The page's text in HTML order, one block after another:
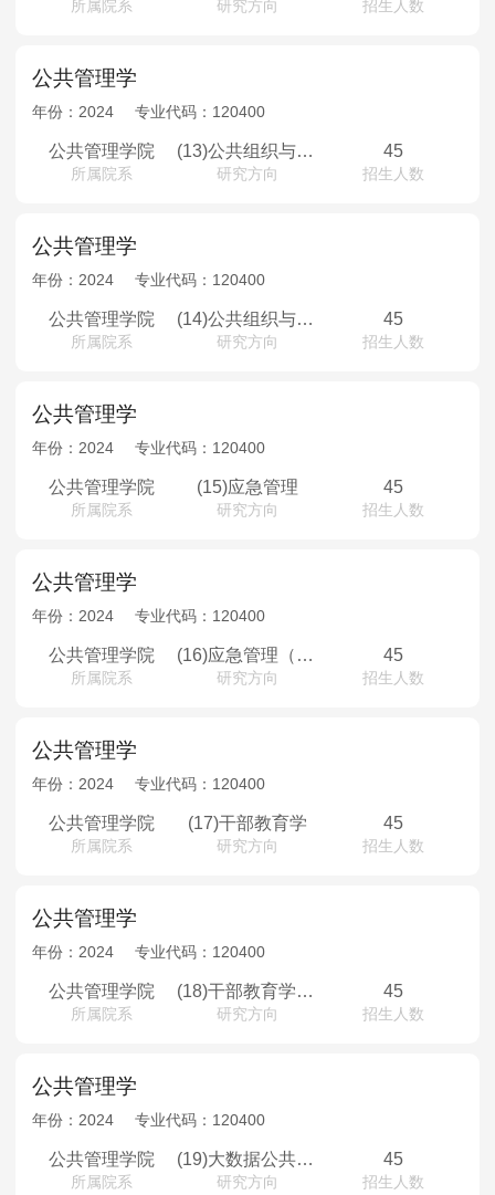
所属院系 研究方向 招生人数
公共管理学
年份： 2024 专业代码： 120400
公共管理学院
所属院系
(13)公共组织与人力资源
研究方向
45
招生人数
公共管理学
年份： 2024 专业代码： 120400
公共管理学院
所属院系
(14)公共组织与人力资源（少数民族骨干计划）
研究方向
45
招生人数
公共管理学
年份： 2024 专业代码： 120400
公共管理学院
所属院系
(15)应急管理
研究方向
45
招生人数
公共管理学
年份： 2024 专业代码： 120400
公共管理学院
所属院系
(16)应急管理（少数民族骨干计划）
研究方向
45
招生人数
公共管理学
年份： 2024 专业代码： 120400
公共管理学院
所属院系
(17)干部教育学
研究方向
45
招生人数
公共管理学
年份： 2024 专业代码： 120400
公共管理学院
所属院系
(18)干部教育学（少数民族骨干计划）
研究方向
45
招生人数
公共管理学
年份： 2024 专业代码： 120400
公共管理学院
所属院系
(19)大数据公共治理
研究方向
45
招生人数